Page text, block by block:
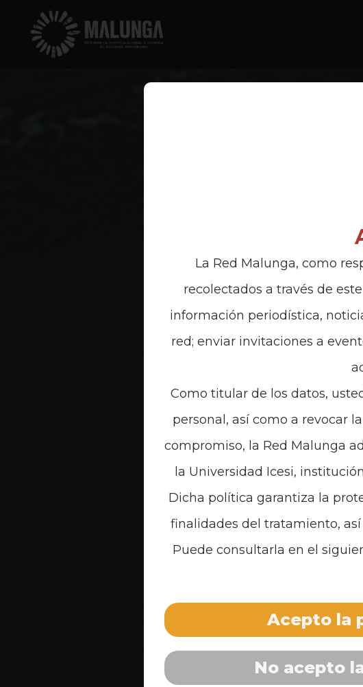
La Red Malunga, como
recolectados a través de
información periodística,
red; enviar invitaciones a
Como titular de los datos,
personal, así como a revocar
compromiso, la Red Malunga
la Universidad Icesi,
Dicha política garantiza la
finalidades del tratamiento,
Puede consultarla en el
Acepto la
No acepto